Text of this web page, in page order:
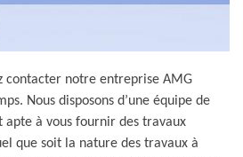
contacter notre entreprise AMG
Nous disposons d’une équipe de
à vous fournir des travaux
que soit la nature des travaux à